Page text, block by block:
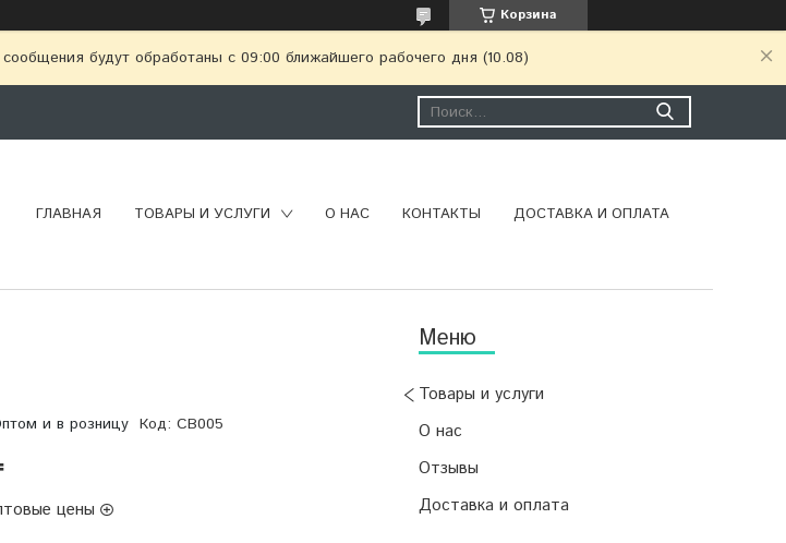
Корзина
будут обработаны с 09:00 ближайшего рабочего дня (10.08)
ГЛАВНАЯ ТОВАРЫ И УСЛУГИ О НАС КОНТАКТЫ ДОСТАВКА И ОПЛАТА
Товары и услуги
О нас
Отзывы
Доставка и оплата
и в розницу Код: CB005
цены